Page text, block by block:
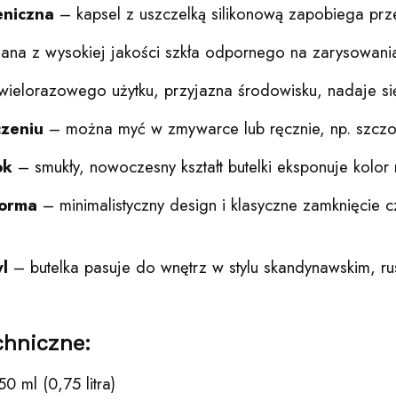
– kapsel z uszczelką silikonową zapobiega
z wysokiej jakości szkła odpornego na
użytku, przyjazna środowisku, nadaje
– można myć w zmywarce lub ręcznie, np.
– smukły, nowoczesny kształt butelki eksponuje
– minimalistyczny design i klasyczne
– butelka pasuje do wnętrz w stylu skandynawskim,
ml (0,75 litra)